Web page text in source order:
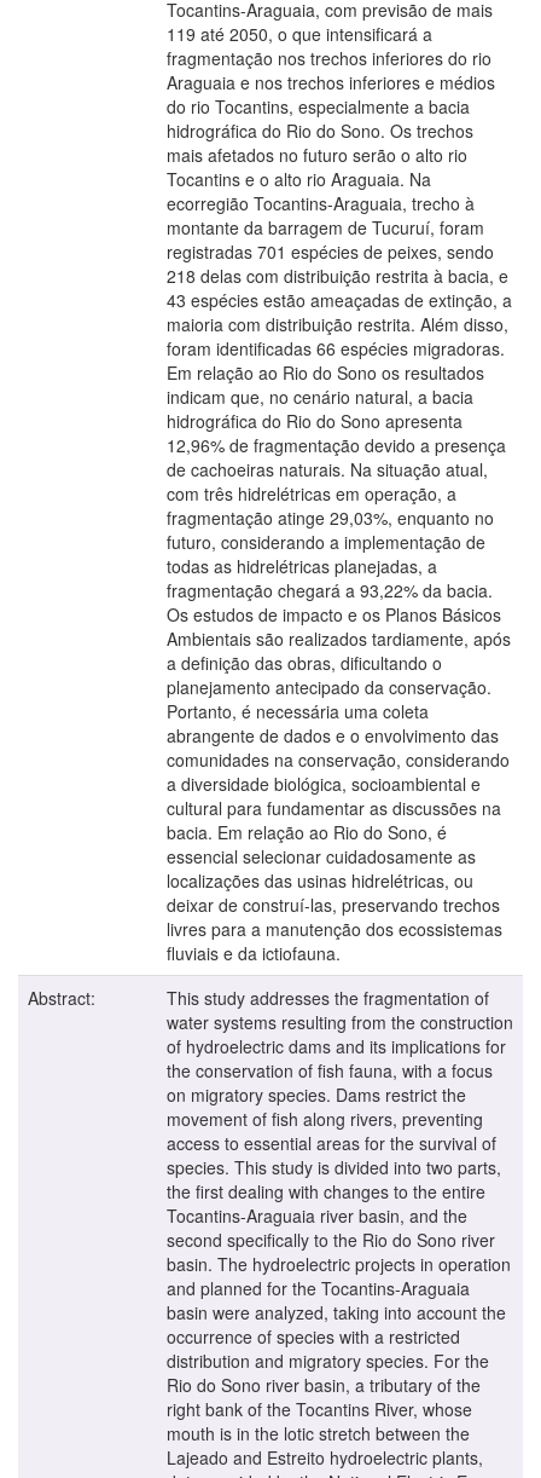
Tocantins-Araguaia, com previsão de mais
119 até 2050, o que intensificará a
fragmentação nos trechos inferiores do rio
Araguaia e nos trechos inferiores e médios
do rio Tocantins, especialmente a bacia
hidrográfica do Rio do Sono. Os trechos
mais afetados no futuro serão o alto rio
Tocantins e o alto rio Araguaia. Na
ecorregião Tocantins-Araguaia, trecho à
montante da barragem de Tucuruí, foram
registradas 701 espécies de peixes, sendo
218 delas com distribuição restrita à bacia, e
43 espécies estão ameaçadas de extinção, a
maioria com distribuição restrita. Além disso,
foram identificadas 66 espécies migradoras.
Em relação ao Rio do Sono os resultados
indicam que, no cenário natural, a bacia
hidrográfica do Rio do Sono apresenta
12,96% de fragmentação devido a presença
de cachoeiras naturais. Na situação atual,
com três hidrelétricas em operação, a
fragmentação atinge 29,03%, enquanto no
futuro, considerando a implementação de
todas as hidrelétricas planejadas, a
fragmentação chegará a 93,22% da bacia.
Os estudos de impacto e os Planos Básicos
Ambientais são realizados tardiamente, após
a definição das obras, dificultando o
planejamento antecipado da conservação.
Portanto, é necessária uma coleta
abrangente de dados e o envolvimento das
comunidades na conservação, considerando
a diversidade biológica, socioambiental e
cultural para fundamentar as discussões na
bacia. Em relação ao Rio do Sono, é
essencial selecionar cuidadosamente as
localizações das usinas hidrelétricas, ou
deixar de construí-las, preservando trechos
livres para a manutenção dos ecossistemas
fluviais e da ictiofauna.
Abstract:
This study addresses the fragmentation of
water systems resulting from the construction
of hydroelectric dams and its implications for
the conservation of fish fauna, with a focus
on migratory species. Dams restrict the
movement of fish along rivers, preventing
access to essential areas for the survival of
species. This study is divided into two parts,
the first dealing with changes to the entire
Tocantins-Araguaia river basin, and the
second specifically to the Rio do Sono river
basin. The hydroelectric projects in operation
and planned for the Tocantins-Araguaia
basin were analyzed, taking into account the
occurrence of species with a restricted
distribution and migratory species. For the
Rio do Sono river basin, a tributary of the
right bank of the Tocantins River, whose
mouth is in the lotic stretch between the
Lajeado and Estreito hydroelectric plants,